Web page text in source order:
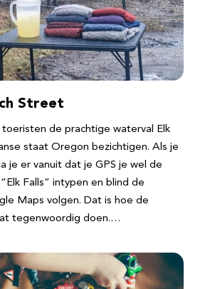
Street
toeristen de prachtige waterval Elk
staat Oregon bezichtigen. Als je
je er vanuit dat je GPS je wel de
Falls” intypen en blind de
Maps volgen. Dat is hoe de
tegenwoordig doen.…